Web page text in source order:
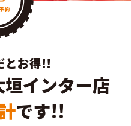
とお得!!
インター店
です!!